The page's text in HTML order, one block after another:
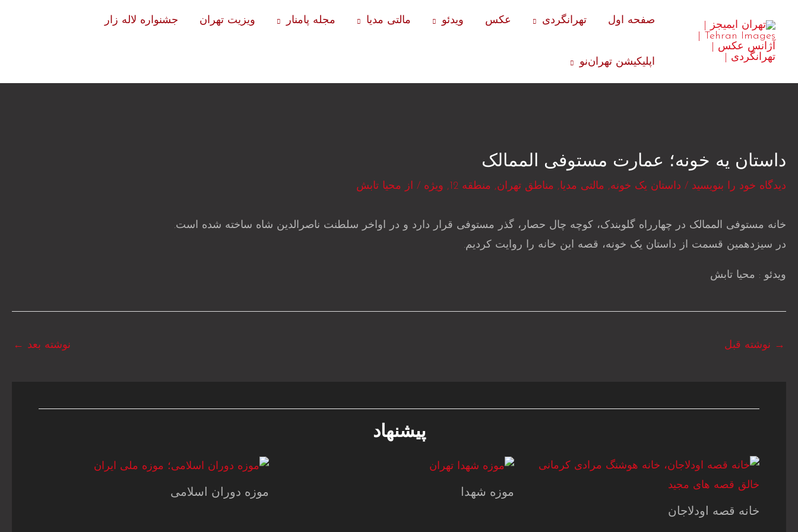
محتوا
صفحه اول تهرانگردی عکس ویدئو مالتی مدیا مجله پامنار ویزیت تهران جشنواره لاله زار
اپلیکیشن تهران‌نو
داستان یه خونه؛ عمارت مستوفی الممالک
دیدگاه‌ خود را بنویسید / داستان یک خونه, مالتی مدیا, مناطق تهران, منطقه 12 , ویژه / از محیا تابش
خانه مستوفی الممالک در چهارراه گلوبندک، کوچه چال حصار، گذر مستوفی قرار دارد و در اواخر سلطنت ناصرالدین شاه ساخته شده است.
در سیزدهمین قسمت از داستان یک خونه، قصه این خانه را روایت کردیم.
ویدئو : محیا تابش
→ نوشته قبل نوشته بعد ←
پیشنهاد
خانه قصه اودلاجان
موزه شهدا موزه دوران اسلامی